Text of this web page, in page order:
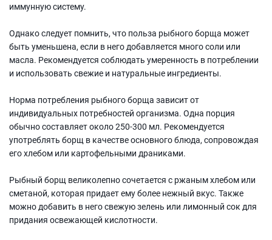
иммунную систему.
Однако следует помнить, что польза рыбного борща может
быть уменьшена, если в него добавляется много соли или
масла. Рекомендуется соблюдать умеренность в потреблении
и использовать свежие и натуральные ингредиенты.
Норма потребления рыбного борща зависит от
индивидуальных потребностей организма. Одна порция
обычно составляет около 250-300 мл. Рекомендуется
употреблять борщ в качестве основного блюда, сопровождая
его хлебом или картофельными драниками.
Рыбный борщ великолепно сочетается с ржаным хлебом или
сметаной, которая придает ему более нежный вкус. Также
можно добавить в него свежую зелень или лимонный сок для
придания освежающей кислотности.